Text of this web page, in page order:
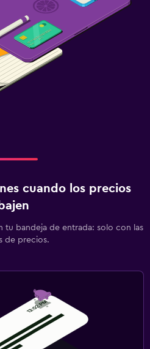
cuando los precios
bajen
tu bandeja de entrada: solo con las
de precios.